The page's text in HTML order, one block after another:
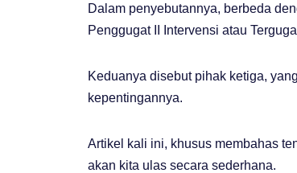
Dalam penyebutannya, berbeda
Penggugat II Intervensi atau
Keduanya disebut pihak ketiga,
kepentingannya.
Artikel kali ini, khusus membahas
akan kita ulas secara sederhana.